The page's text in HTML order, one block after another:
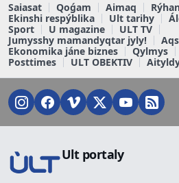
Saiasat Qoǵam Aimaq
Ekinshi respýblika
Ult tarihy
Sport
U magazine
ULT TV
Jumysshy mamandyqtar jyly!
Ekonomika jáne biznes
Qylmys
Posttimes
ULT OBEKTIV
Ult portaly